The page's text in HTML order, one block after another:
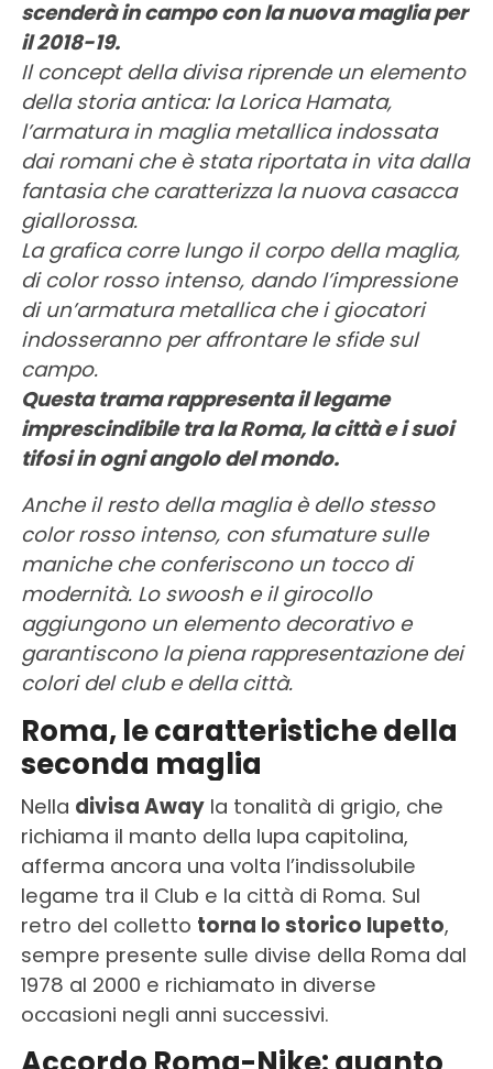
scenderà in campo con la nuova maglia per
il 2018-19.
Il concept della divisa riprende un elemento
della storia antica: la Lorica Hamata,
l’armatura in maglia metallica indossata
dai romani che è stata riportata in vita dalla
fantasia che caratterizza la nuova casacca
giallorossa.
La grafica corre lungo il corpo della maglia,
di color rosso intenso, dando l’impressione
di un’armatura metallica che i giocatori
indosseranno per affrontare le sfide sul
campo.
Questa trama rappresenta il legame
imprescindibile tra la Roma, la città e i suoi
tifosi in ogni angolo del mondo.
Anche il resto della maglia è dello stesso
color rosso intenso, con sfumature sulle
maniche che conferiscono un tocco di
modernità. Lo swoosh e il girocollo
aggiungono un elemento decorativo e
garantiscono la piena rappresentazione dei
colori del club e della città.
Roma, le caratteristiche della
seconda maglia
Nella divisa Awayla tonalità di grigio, che
richiama il manto della lupa capitolina,
afferma ancora una volta l’indissolubile
legame tra il Club e la città di Roma. Sul
retro del colletto torna lo storico lupetto,
sempre presente sulle divise della Roma dal
1978 al 2000 e richiamato in diverse
occasioni negli anni successivi.